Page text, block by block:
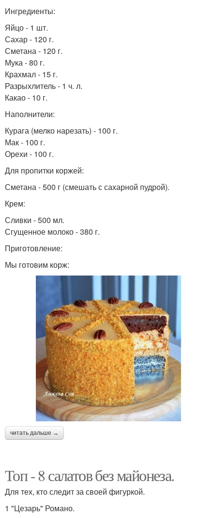
Ингредиенты:
Яйцо - 1 шт.
Сахар - 120 г.
Сметана - 120 г.
Мука - 80 г.
Крахмал - 15 г.
Разрыхлитель - 1 ч. л.
Какао - 10 г.
Наполнители:
Курага (мелко нарезать) - 100 г.
Мак - 100 г.
Орехи - 100 г.
Для пропитки коржей:
Сметана - 500 г (смешать с сахарной пудрой).
Крем:
Сливки - 500 мл.
Сгущенное молоко - 380 г.
Приготовление:
Мы готовим корж:
читать дальше →
Топ - 8 салатов без майонеза.
Для тех, кто следит за своей фигуркой.
1 "Цезарь" Романо.